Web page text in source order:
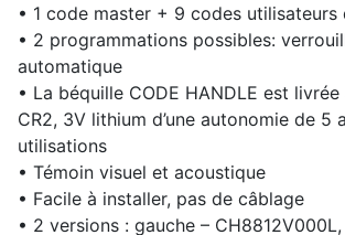
• 1 code master + 9 codes
• 2 programmations possibles:
automatique
• La béquille CODE HANDLE est
CR2, 3V lithium d’une autonomie de 5
utilisations
• Témoin visuel et acoustique
• Facile à installer, pas de câblage
• 2 versions : gauche –